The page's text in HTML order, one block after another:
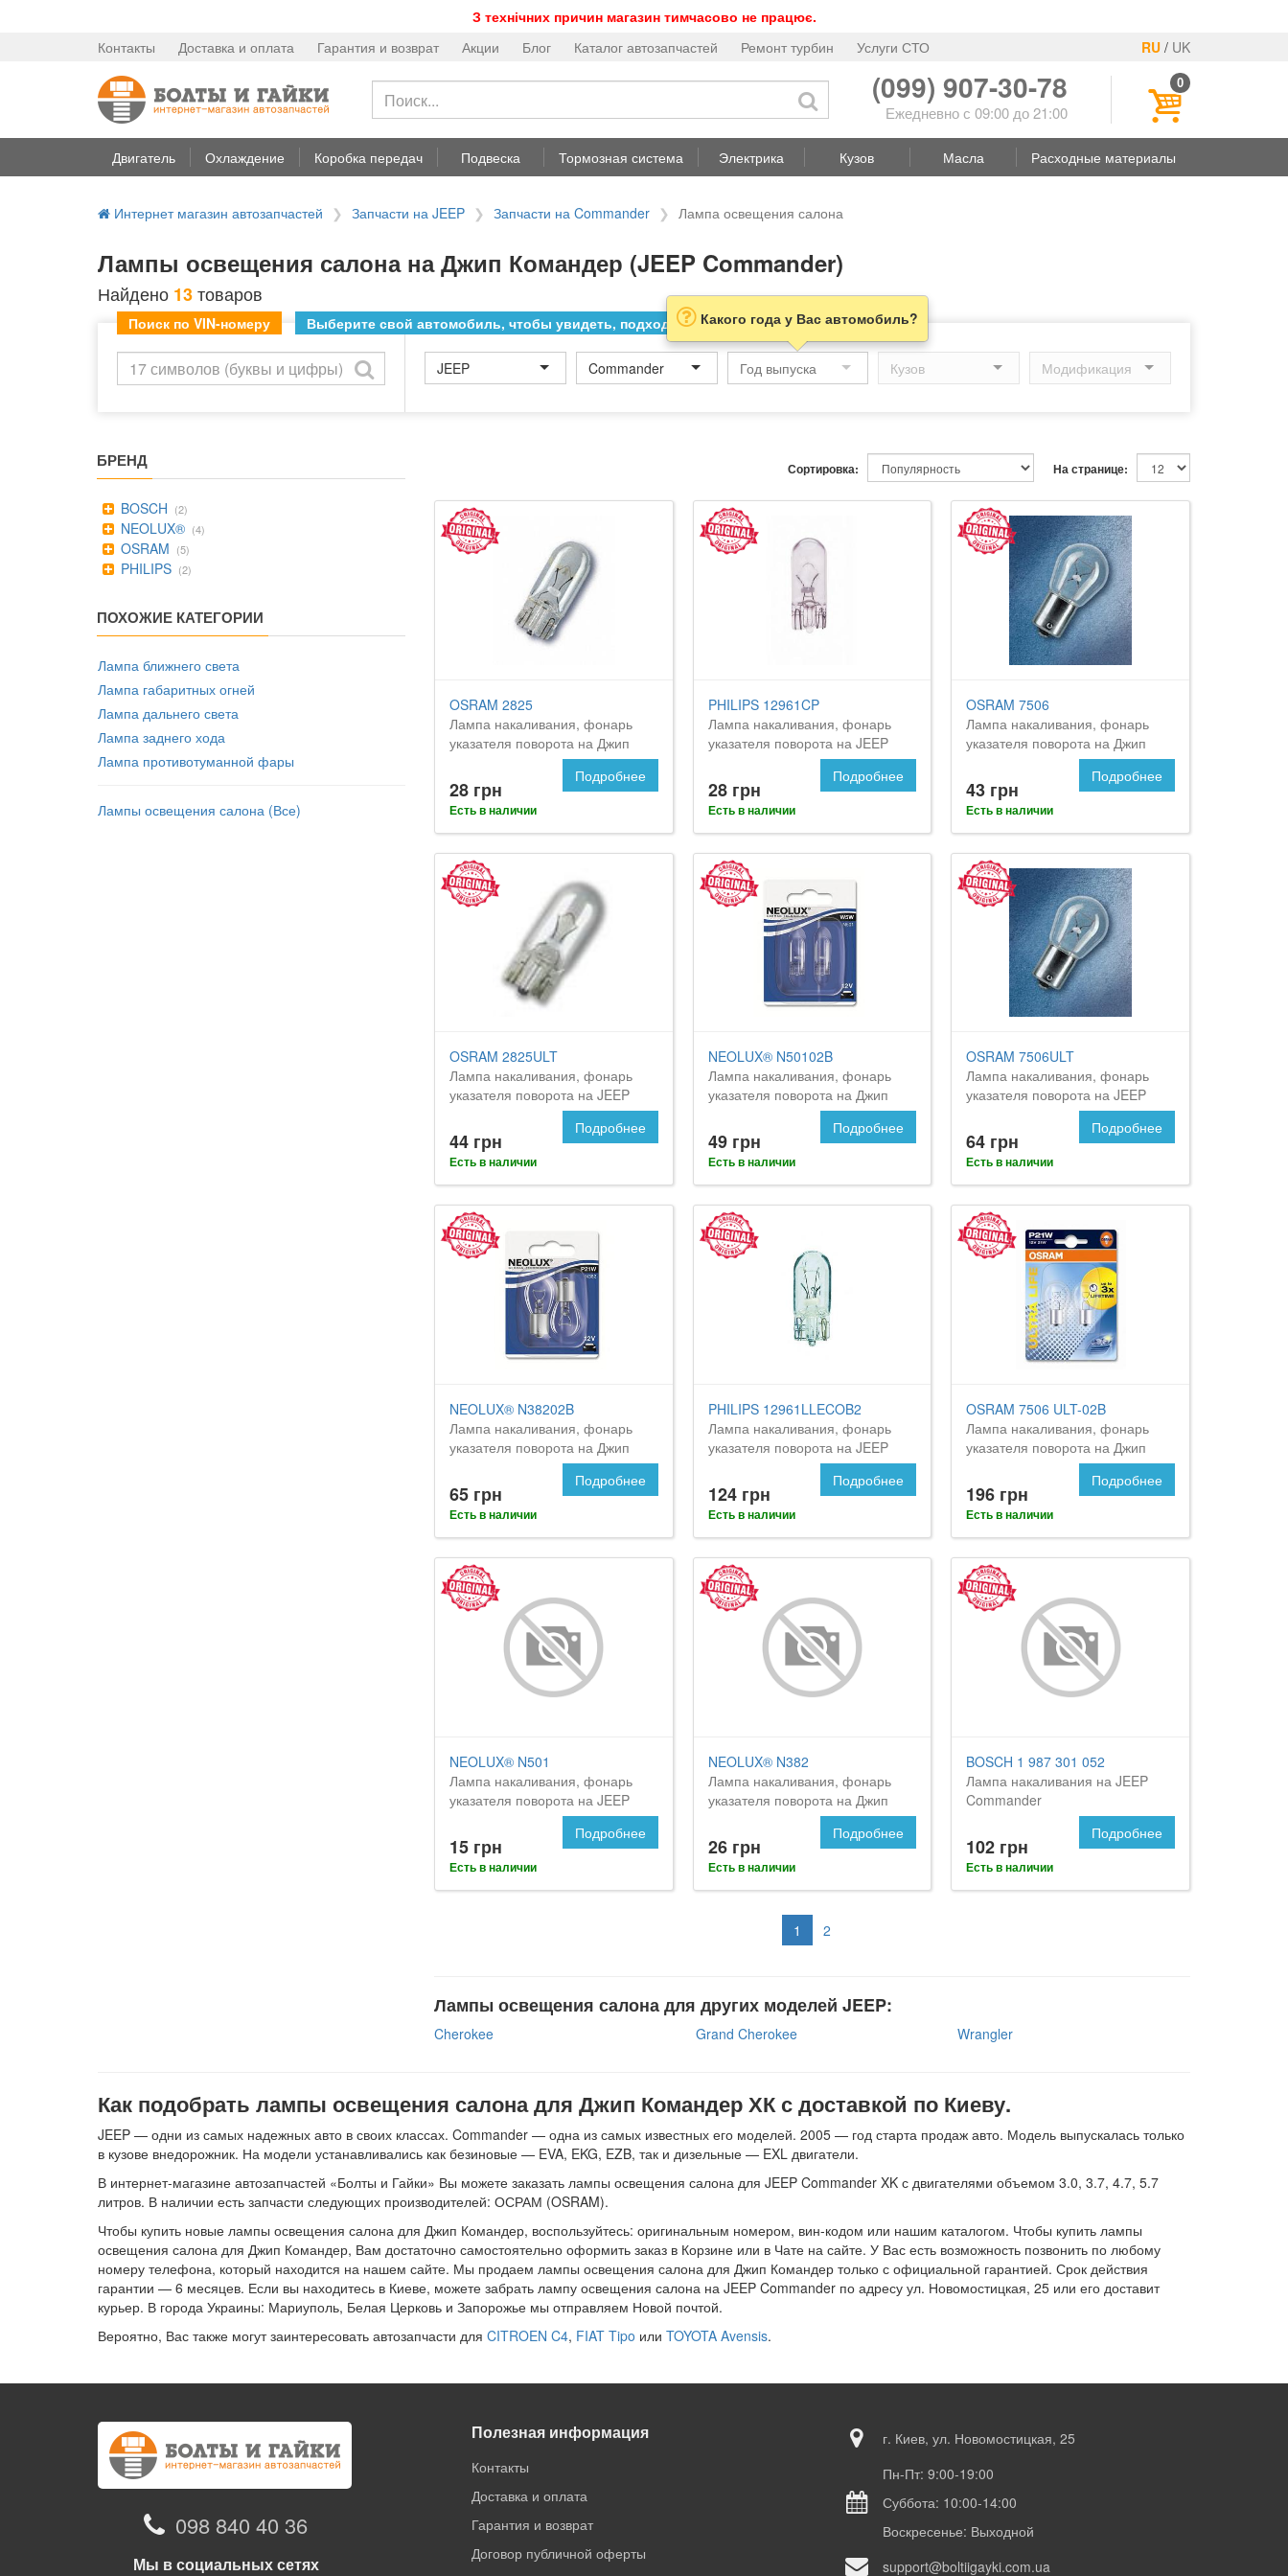
З технічних причин магазин тимчасово не працює.
RU / UK
Контакты Доставка и оплата Гарантия и возврат Акции Блог Каталог автозапчастей Ремонт турбин Услуги СТО
(099) 907-30-78
Ежедневно с 09:00 до 21:00
0
Двигатель Охлаждение Коробка передач Подвеска Тормозная система Электрика Кузов Масла Расходные материалы
Интернет магазин автозапчастей Запчасти на JEEP Запчасти на Commander Лампа освещения салона
Лампы освещения салона на Джип Командер (JEEP Commander)
Найдено 13товаров
Поиск по VIN-номеру Выберите свой автомобиль, чтобы увидеть, подходит ли товар к нему
JEEP Commander
Какого года у Вас автомобиль?
БРЕНД
BOSCH (2)
NEOLUX® (4)
OSRAM (5)
PHILIPS (2)
ПОХОЖИЕ КАТЕГОРИИ
Лампа ближнего света
Лампа габаритных огней
Лампа дальнего света
Лампа заднего хода
Лампа противотуманной фары
Лампы освещения салона (Все)
На странице:
Сортировка:
OSRAM 2825
Лампа накаливания, фонарь
указателя поворота на Джип
28 грн
Есть в наличии
Подробнее
PHILIPS 12961CP
Лампа накаливания, фонарь
указателя поворота на JEEP
28 грн
Есть в наличии
Подробнее
OSRAM 7506
Лампа накаливания, фонарь
указателя поворота на Джип
43 грн
Есть в наличии
Подробнее
OSRAM 2825ULT
Лампа накаливания, фонарь
указателя поворота на JEEP
44 грн
Есть в наличии
Подробнее
NEOLUX® N50102B
Лампа накаливания, фонарь
указателя поворота на Джип
49 грн
Есть в наличии
Подробнее
OSRAM 7506ULT
Лампа накаливания, фонарь
указателя поворота на JEEP
64 грн
Есть в наличии
Подробнее
NEOLUX® N38202B
Лампа накаливания, фонарь
указателя поворота на Джип
65 грн
Есть в наличии
Подробнее
PHILIPS 12961LLECOB2
Лампа накаливания, фонарь
указателя поворота на JEEP
124 грн
Есть в наличии
Подробнее
OSRAM 7506 ULT-02B
Лампа накаливания, фонарь
указателя поворота на Джип
196 грн
Есть в наличии
Подробнее
NEOLUX® N501
Лампа накаливания, фонарь
указателя поворота на JEEP
15 грн
Есть в наличии
Подробнее
NEOLUX® N382
Лампа накаливания, фонарь
указателя поворота на Джип
26 грн
Есть в наличии
Подробнее
BOSCH 1 987 301 052
Лампа накаливания на JEEP
Commander
102 грн
Есть в наличии
Подробнее
1 2
Лампы освещения салона для других моделей JEEP:
Cherokee Grand Cherokee Wrangler
Как подобрать лампы освещения салона для Джип Командер ХК с доставкой по Киеву.
JEEP — одни из самых надежных авто в своих классах. Commander — одна из самых известных его моделей. 2005 — год старта продаж авто. Модель выпускалась только
в кузове внедорожник. На модели устанавливались как безиновые — EVA, EKG, EZB, так и дизельные — EXL двигатели.
В интернет-магазине автозапчастей «Болты и Гайки» Вы можете заказать лампы освещения салона для JEEP Commander XK с двигателями объемом 3.0, 3.7, 4.7, 5.7
литров. В наличии есть запчасти следующих производителей: ОСРАМ (OSRAM).
Чтобы купить новые лампы освещения салона для Джип Командер, воспользуйтесь: оригинальным номером, вин-кодом или нашим каталогом. Чтобы купить лампы
освещения салона для Джип Командер, Вам достаточно самостоятельно оформить заказ в Корзине или в Чате на сайте. У Вас есть возможность позвонить по любому
номеру телефона, который находится на нашем сайте. Мы продаем лампы освещения салона для Джип Командер только с официальной гарантией. Срок действия
гарантии — 6 месяцев. Если вы находитесь в Киеве, можете забрать лампу освещения салона на JEEP Commander по адресу ул. Новомостицкая, 25 или его доставит
курьер. В города Украины: Мариуполь, Белая Церковь и Запорожье мы отправляем Новой почтой.
Вероятно, Вас также могут заинтересовать автозапчасти для CITROEN C4, FIAT Tipo или TOYOTA Avensis.
098 840 40 36
Мы в социальных сетях
Полезная информация
Контакты
Доставка и оплата
Гарантия и возврат
Договор публичной оферты
г. Киев, ул. Новомостицкая, 25
Пн-Пт: 9:00-19:00
Суббота: 10:00-14:00
Воскресенье: Выходной
support@boltiigayki.com.ua